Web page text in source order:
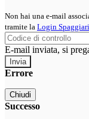
Non hai una e-mail
tramite la Login Spaggiari
E-mail inviata, si
Errore
Chiudi
Successo